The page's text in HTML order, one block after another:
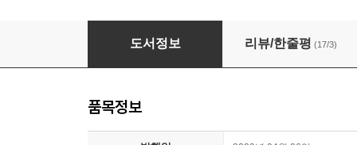
1일 20분 셀프PT
도서정보 리뷰/한줄평 (17/3)
품목정보